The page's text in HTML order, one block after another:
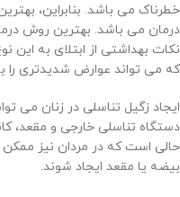
خطرناک می باشد. بنابراین،
درمان می باشد. بهترین روش
نکات بهداشتی از ابتلای به این
که می تواند عوارض شدیدتری را
ایجاد زگیل تناسلی در زنان می
دستگاه تناسلی خارجی و مقعد،
حالی است که در مردان نیز
بیضه یا مقعد ایجاد شوند.